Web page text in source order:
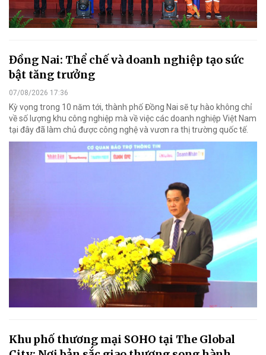
Đồng Nai: Thể chế và doanh nghiệp tạo sức
bật tăng trưởng
07/08/2026 17:36
Kỳ vọng trong 10 năm tới, thành phố Đồng Nai sẽ tự hào không chỉ
về số lượng khu công nghiệp mà về việc các doanh nghiệp Việt Nam
tại đây đã làm chủ được công nghệ và vươn ra thị trường quốc tế.
Khu phố thương mại SOHO tại The Global